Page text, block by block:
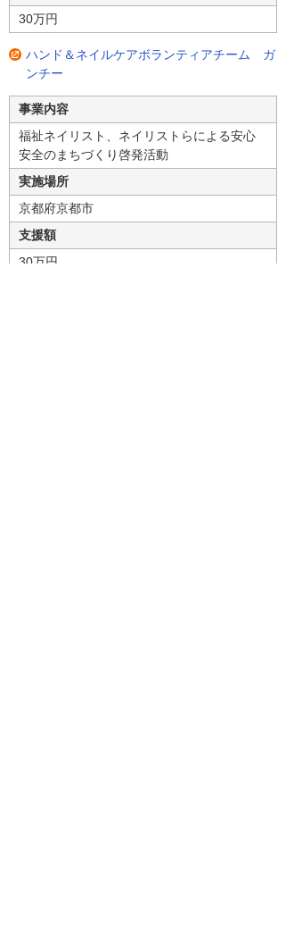
30万円
ハンド＆ネイルケアボランティアチーム ガ
ンチー
事業内容
福祉ネイリスト、ネイリストらによる安心
安全のまちづくり啓発活動
実施場所
京都府京都市
支援額
30万円